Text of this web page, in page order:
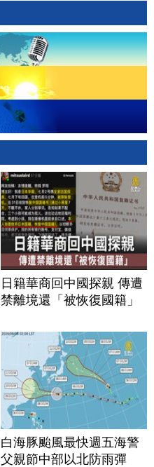
日籍華商回中國探親 傳遭
禁離境還「被恢復國籍」
白海豚颱風最快週五海警
父親節中部以北防雨彈